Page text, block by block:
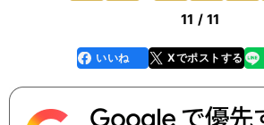
11 / 11
faceboo
k
いいね Xでポストする
line